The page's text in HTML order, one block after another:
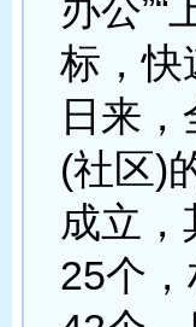
办公”“
标，快
日来
(社区)
成立
25个